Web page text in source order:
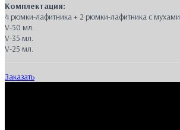
Комплектация:
4 рюмки-лафитника + 2 рюмки-лафитника с мухами
V-50 мл.
V-35 мл.
V-25 мл.
Заказать